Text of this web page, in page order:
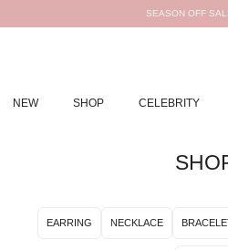
SEASON OFF
NEW SHOP CELEBRITY
EARRING NECKLACE